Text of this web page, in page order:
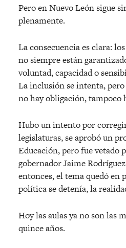
Pero en Nuevo León sigue
plenamente.
La consecuencia es clara:
no siempre están
voluntad, capacidad o
La inclusión se intenta,
no hay obligación, tampoco
Hubo un intento por
legislaturas, se aprobó un
Educación, pero fue vetado
gobernador Jaime
entonces, el tema quedó en
política se detenía, la
Hoy las aulas ya no son las
quince años.